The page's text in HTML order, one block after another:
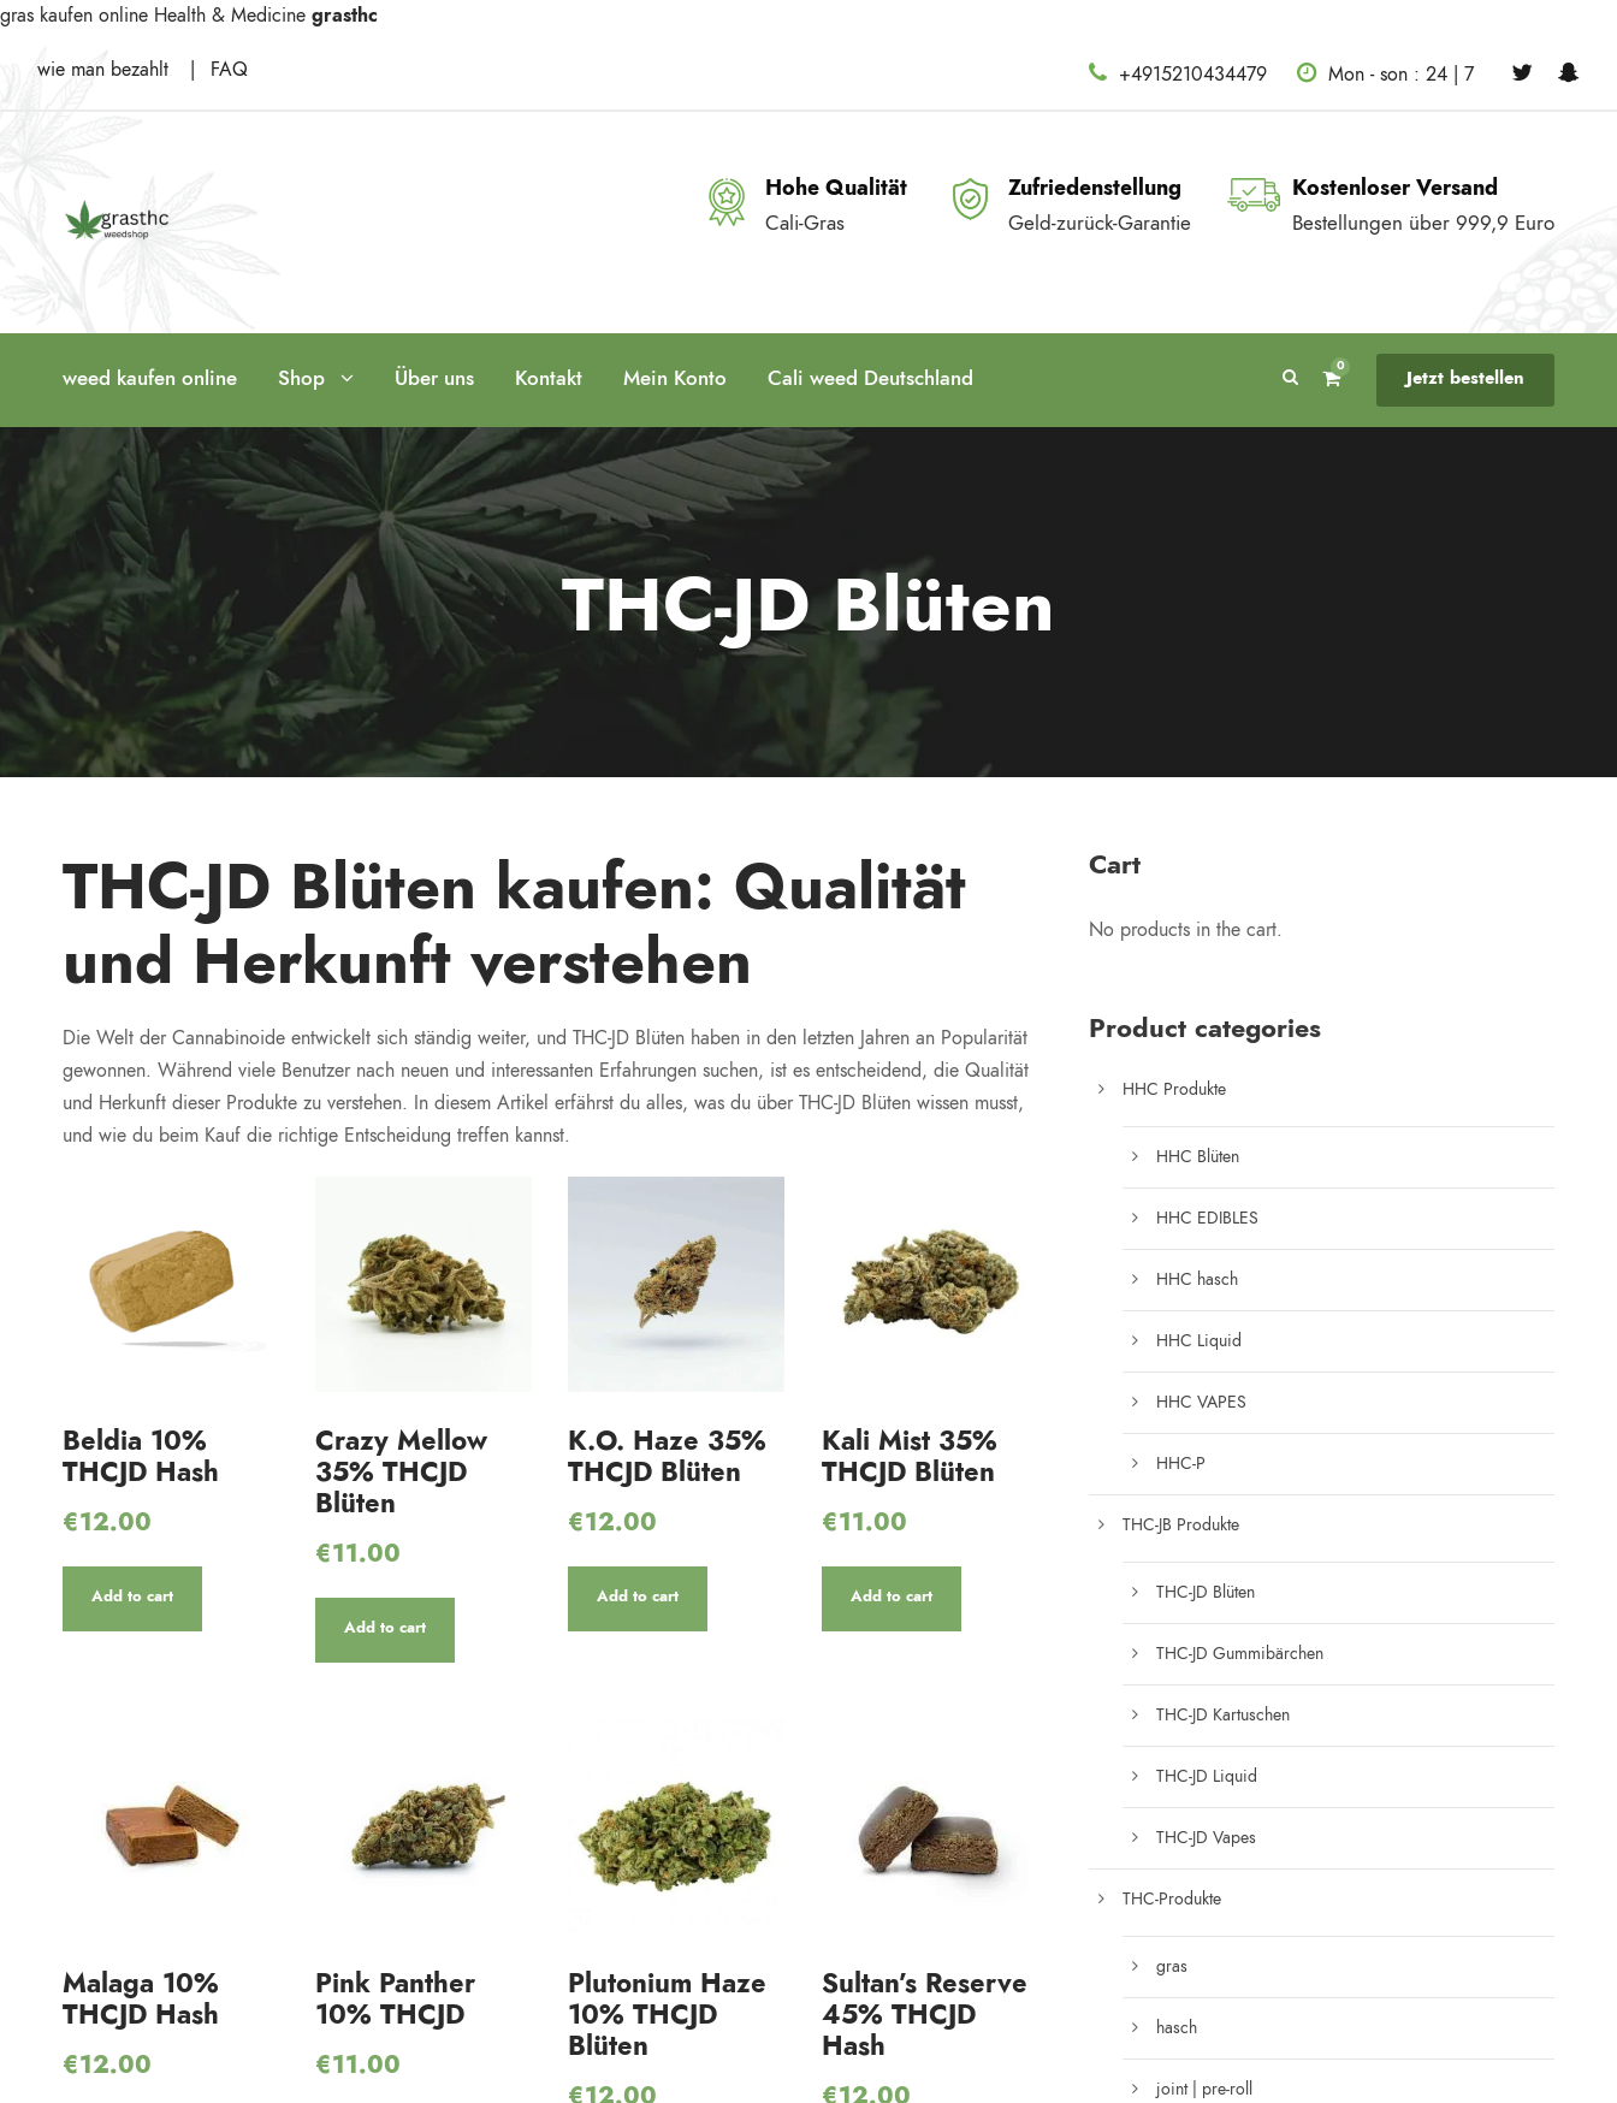
gras kaufen online Health & Medicine grasthc
wie man bezahlt FAQ +4915210434479 Mon - son : 24 | 7
Hohe Qualität
Cali-Gras
Zufriedenstellung
Geld-zurück-Garantie
Kostenloser Versand
Bestellungen über 999,9 Euro
weed kaufen online Shop Über uns Kontakt Mein Konto Cali weed Deutschland 0 Jetzt bestellen
THC-JD Blüten
THC-JD Blüten kaufen: Qualität
und Herkunft verstehen
Die Welt der Cannabinoide entwickelt sich ständig weiter, und THC-JD Blüten haben in den letzten Jahren an Popularität
gewonnen. Während viele Benutzer nach neuen und interessanten Erfahrungen suchen, ist es entscheidend, die Qualität
und Herkunft dieser Produkte zu verstehen. In diesem Artikel erfährst du alles, was du über THC-JD Blüten wissen musst,
und wie du beim Kauf die richtige Entscheidung treffen kannst.
Beldia 10%
THCJD Hash
€12.00
Add to cart
Crazy Mellow
35% THCJD
Blüten
€11.00
Add to cart
K.O. Haze 35%
THCJD Blüten
€12.00
Add to cart
Kali Mist 35%
THCJD Blüten
€11.00
Add to cart
Malaga 10%
THCJD Hash
€12.00
Pink Panther
10% THCJD
€11.00
Plutonium Haze
10% THCJD
Blüten
€12.00
Sultan’s Reserve
45% THCJD
Hash
€12.00
Cart
No products in the cart.
Product categories
HHC Produkte
HHC Blüten
HHC EDIBLES
HHC hasch
HHC Liquid
HHC VAPES
HHC-P
THC-JB Produkte
THC-JD Blüten
THC-JD Gummibärchen
THC-JD Kartuschen
THC-JD Liquid
THC-JD Vapes
THC-Produkte
gras
hasch
joint | pre-roll